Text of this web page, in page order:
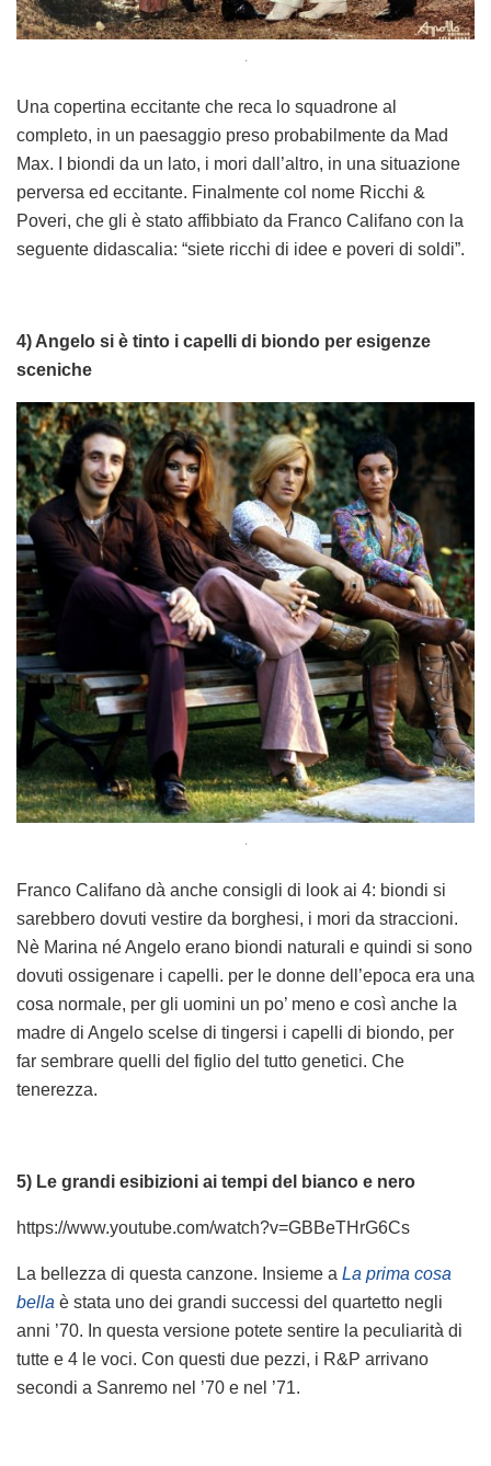
.
Una copertina eccitante che reca lo squadrone al
completo, in un paesaggio preso probabilmente da Mad
Max. I biondi da un lato, i mori dall’altro, in una situazione
perversa ed eccitante. Finalmente col nome Ricchi &
Poveri, che gli è stato affibbiato da Franco Califano con la
seguente didascalia: “siete ricchi di idee e poveri di soldi”.
4) Angelo si è tinto i capelli di biondo per esigenze
sceniche
.
Franco Califano dà anche consigli di look ai 4: biondi si
sarebbero dovuti vestire da borghesi, i mori da straccioni.
Nè Marina né Angelo erano biondi naturali e quindi si sono
dovuti ossigenare i capelli. per le donne dell’epoca era una
cosa normale, per gli uomini un po’ meno e così anche la
madre di Angelo scelse di tingersi i capelli di biondo, per
far sembrare quelli del figlio del tutto genetici. Che
tenerezza.
5) Le grandi esibizioni ai tempi del bianco e nero
https://www.youtube.com/watch?v=GBBeTHrG6Cs
La bellezza di questa canzone. Insieme a La prima cosa
bella è stata uno dei grandi successi del quartetto negli
anni ’70. In questa versione potete sentire la peculiarità di
tutte e 4 le voci. Con questi due pezzi, i R&P arrivano
secondi a Sanremo nel ’70 e nel ’71.